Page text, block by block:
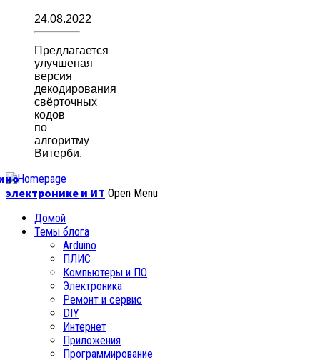
24.08.2022
Предлагается
улучшеная
версия
декодирования
свёрточных
кодов
по
алгоритму
Витерби.
электронике и ИТ Open Menu
Домой
Темы блога
Arduino
ПЛИС
Компьютеры и ПО
Электроника
Ремонт и сервис
DIY
Интернет
Приложения
Программирование